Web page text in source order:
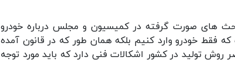
های صورت گرفته در کمیسیون و مجلس درباره خودرو
فقط خودرو وارد کنیم بلکه همان طور که در قانون آمده
تولید در کشور اشکالات فنی دارد که باید مورد توجه